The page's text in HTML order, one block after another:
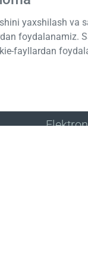
yaxshilash va
foydalanamiz.
fayllardan